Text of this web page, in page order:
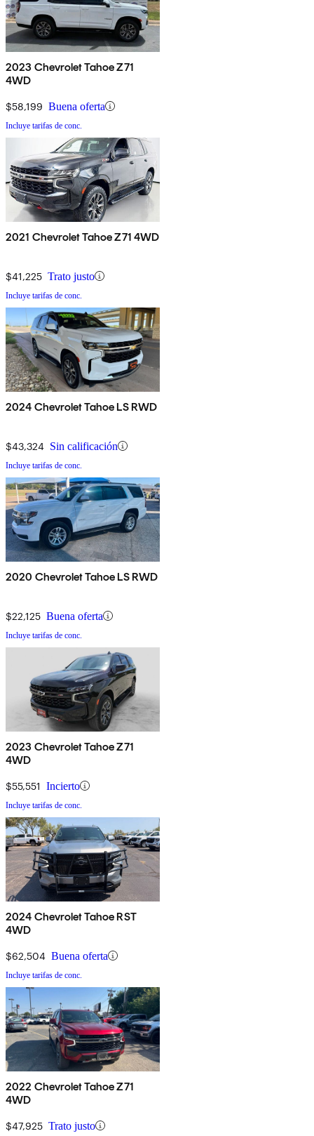
2023 Chevrolet Tahoe Z71
4WD
$58,199 Buena oferta
Incluye tarifas de conc.
2021 Chevrolet Tahoe Z71 4WD
$41,225 Trato justo
Incluye tarifas de conc.
2024 Chevrolet Tahoe LS RWD
$43,324 Sin calificación
Incluye tarifas de conc.
2020 Chevrolet Tahoe LS RWD
$22,125 Buena oferta
Incluye tarifas de conc.
2023 Chevrolet Tahoe Z71
4WD
$55,551 Incierto
Incluye tarifas de conc.
2024 Chevrolet Tahoe RST
4WD
$62,504 Buena oferta
Incluye tarifas de conc.
2022 Chevrolet Tahoe Z71
4WD
$47,925 Trato justo